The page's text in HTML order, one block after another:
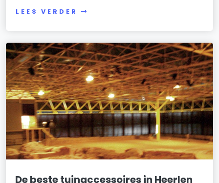
LEES VERDER
De beste tuinaccessoires in Heerlen